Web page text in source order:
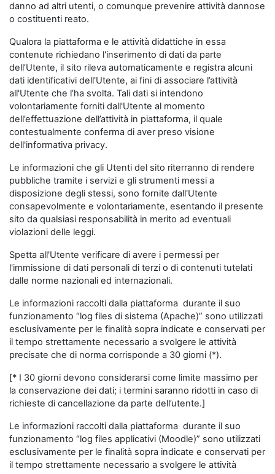
danno ad altri utenti, o comunque prevenire attività dannose
o costituenti reato.
Qualora la piattaforma e le attività didattiche in essa
contenute richiedano l'inserimento di dati da parte
dell’Utente, il sito rileva automaticamente e registra alcuni
dati identificativi dell'Utente, ai fini di associare l’attività
all'Utente che l’ha svolta. Tali dati si intendono
volontariamente forniti dall'Utente al momento
dell’effettuazione dell’attività in piattaforma, il quale
contestualmente conferma di aver preso visione
dell'informativa privacy.
Le informazioni che gli Utenti del sito riterranno di rendere
pubbliche tramite i servizi e gli strumenti messi a
disposizione degli stessi, sono fornite dall'Utente
consapevolmente e volontariamente, esentando il presente
sito da qualsiasi responsabilità in merito ad eventuali
violazioni delle leggi.
Spetta all'Utente verificare di avere i permessi per
l'immissione di dati personali di terzi o di contenuti tutelati
dalle norme nazionali ed internazionali.
Le informazioni raccolti dalla piattaforma durante il suo
funzionamento “log files di sistema (Apache)” sono utilizzati
esclusivamente per le finalità sopra indicate e conservati per
il tempo strettamente necessario a svolgere le attività
precisate che di norma corrisponde a 30 giorni (*).
[* I 30 giorni devono considerarsi come limite massimo per
la conservazione dei dati; i termini saranno ridotti in caso di
richieste di cancellazione da parte dell’utente.]
Le informazioni raccolti dalla piattaforma durante il suo
funzionamento “log files applicativi (Moodle)” sono utilizzati
esclusivamente per le finalità sopra indicate e conservati per
il tempo strettamente necessario a svolgere le attività